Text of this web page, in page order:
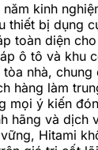
kinh
thiết bị dụng
toàn diện
ô tô và khu
nhà, chung
hàng làm
mọi ý kiến
hãng và dịch
Hitami